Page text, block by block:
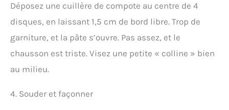
Déposez une cuillère de compote au centre de 4
disques, en laissant 1,5 cm de bord libre. Trop de
garniture, et la pâte s’ouvre. Pas assez, et le
chausson est triste. Visez une petite « colline » bien
au milieu.
4. Souder et façonner